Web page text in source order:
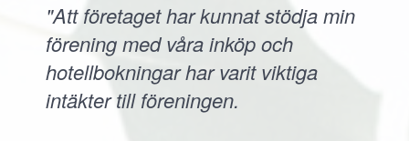
"Att företaget har kunnat stödja min
förening med våra inköp och
hotellbokningar har varit viktiga
intäkter till föreningen.